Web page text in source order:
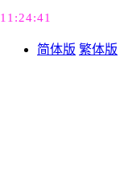
11:24:42
简体版 繁体版